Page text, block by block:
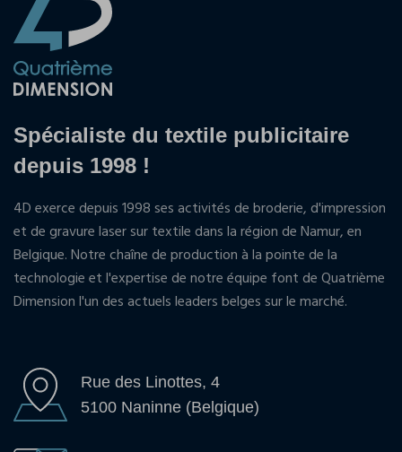
Spécialiste du textile publicitaire
depuis 1998 !
4D exerce depuis 1998 ses activités de broderie, d'impression
et de gravure laser sur textile dans la région de Namur, en
Belgique. Notre chaîne de production à la pointe de la
technologie et l'expertise de notre équipe font de Quatrième
Dimension l'un des actuels leaders belges sur le marché.
Rue des Linottes, 4
5100 Naninne (Belgique)